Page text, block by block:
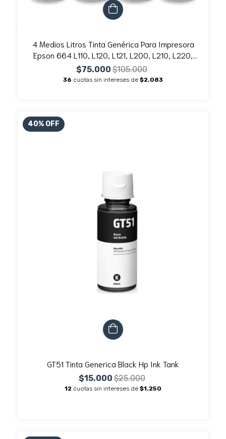
4 Medios Litros Tinta Genérica Para Impresora
Epson 664 L110, L120, L121, L200, L210, L220,
L300, L310, L350, L355, L365, L375, L380,
L395, L455
$75.000 $105.000
36 cuotas sin intereses de $2.083
40% OFF
GT51 Tinta Generica Black Hp Ink Tank
$15.000$25.000
12 cuotas sin intereses de $1.250